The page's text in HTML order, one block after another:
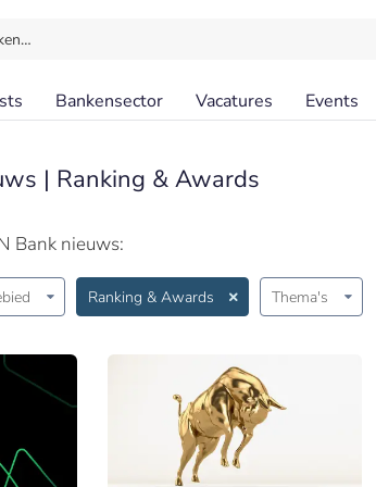
Bankensector Vacatures Events
| Ranking & Awards
Bank nieuws:
Ranking & Awards Thema's